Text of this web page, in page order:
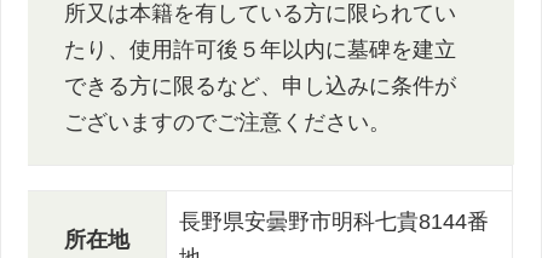
所又は本籍を有している方に限られてい
たり、使用許可後５年以内に墓碑を建立
できる方に限るなど、申し込みに条件が
ございますのでご注意ください。
所在地
長野県安曇野市明科七貴8144番